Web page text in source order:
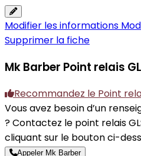
Modifier les informations
Supprimer la fiche
Mk Barber Point relais
Recommandez le Point
Vous avez besoin d’un
? Contactez le point relais
cliquant sur le bouton ci-
Appeler Mk Barber